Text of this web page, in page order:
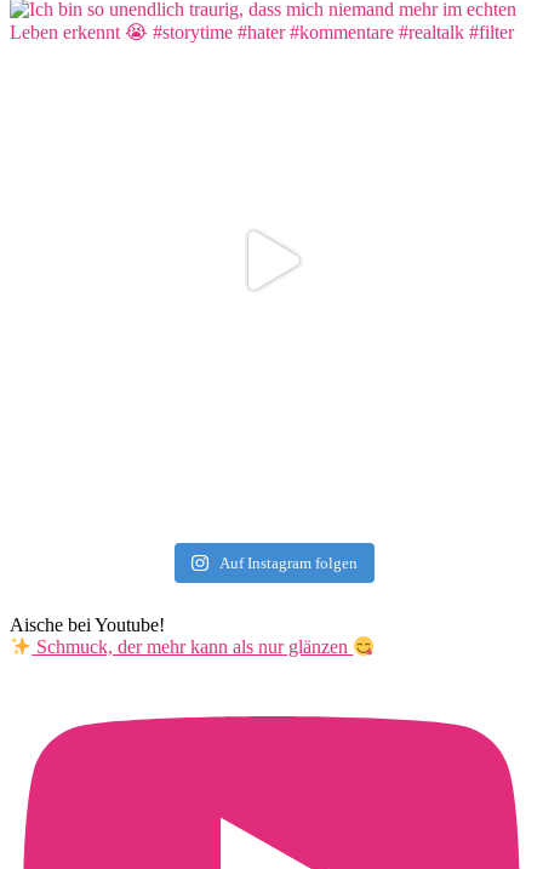
Auf Instagram folgen
Aische bei Youtube!
Schmuck, der mehr kann als nur glänzen